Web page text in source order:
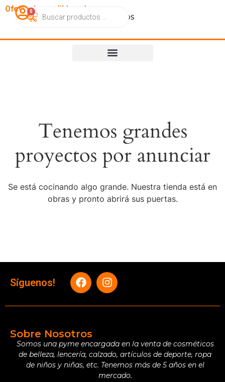
OfertasImperdibles.cl
CatálogoContactoNosotros
0
Tenemos grandes
proyectos por anunciar
Se está cocinando algo grande. Nuestra tienda está en
obras y pronto abrirá sus puertas.
Síguenos!
Sobre Nosotros
Somos una pyme encargada en la venta de cosméticos
de belleza, lencería, calzado, artículos de deporte, ropa
de niños y niñas, etc. Tenemos más de 5 años en el
mercado.